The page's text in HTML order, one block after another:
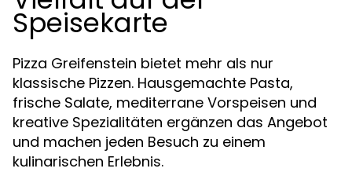
Speisekarte
Pizza Greifenstein bietet mehr als nur
klassische Pizzen. Hausgemachte Pasta,
frische Salate, mediterrane Vorspeisen und
kreative Spezialitäten ergänzen das Angebot
und machen jeden Besuch zu einem
kulinarischen Erlebnis.